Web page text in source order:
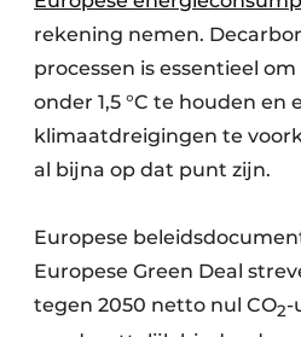
rekening nemen.
processen is essentieel
onder 1,5 °C te houden en
klimaatdreigingen te
al bijna op dat punt zijn.
Europese
Europese Green Deal
tegen 2050 netto nul CO2-